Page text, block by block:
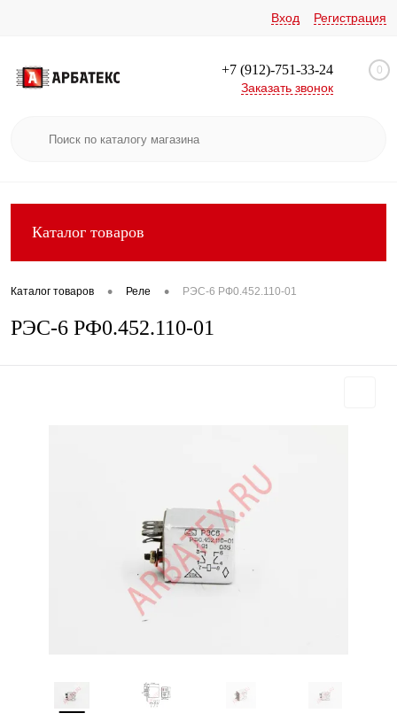
Вход Регистрация
+7 (912)-751-33-24
Заказать звонок
0
Каталог товаров
Каталог товаров • Реле • РЭС-6 РФ0.452.110-01
РЭС-6 РФ0.452.110-01